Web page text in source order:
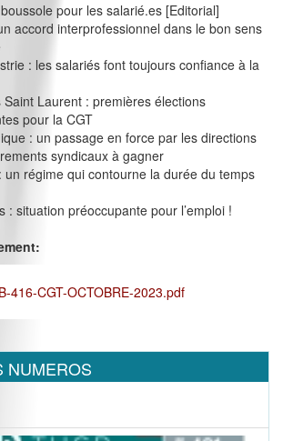
pour les salarié.es [Editorial]
accord interprofessionnel dans le bon sens
: les salariés font toujours confiance à la
Saint Laurent : premières élections
pour la CGT
: un passage en force par les directions
syndicaux à gagner
un régime qui contourne la durée du temps
: situation préoccupante pour l’emploi !
416-CGT-OCTOBRE-2023.pdf
NUMEROS